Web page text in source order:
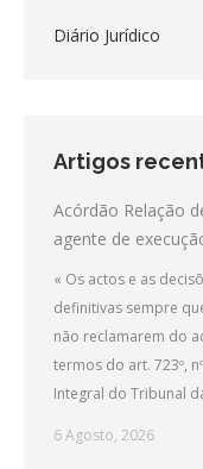
Diário Jurídico
Artigos
Acórdão Relação
agente de
« Os actos e as
definitivas sempre
não reclamarem do
termos do art. 723º,
Integral do Tribunal
6 Agosto, 2026